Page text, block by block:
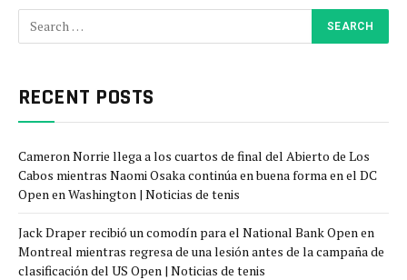
RECENT POSTS
Cameron Norrie llega a los cuartos de final del Abierto de Los
Cabos mientras Naomi Osaka continúa en buena forma en el DC
Open en Washington | Noticias de tenis
Jack Draper recibió un comodín para el National Bank Open en
Montreal mientras regresa de una lesión antes de la campaña de
clasificación del US Open | Noticias de tenis